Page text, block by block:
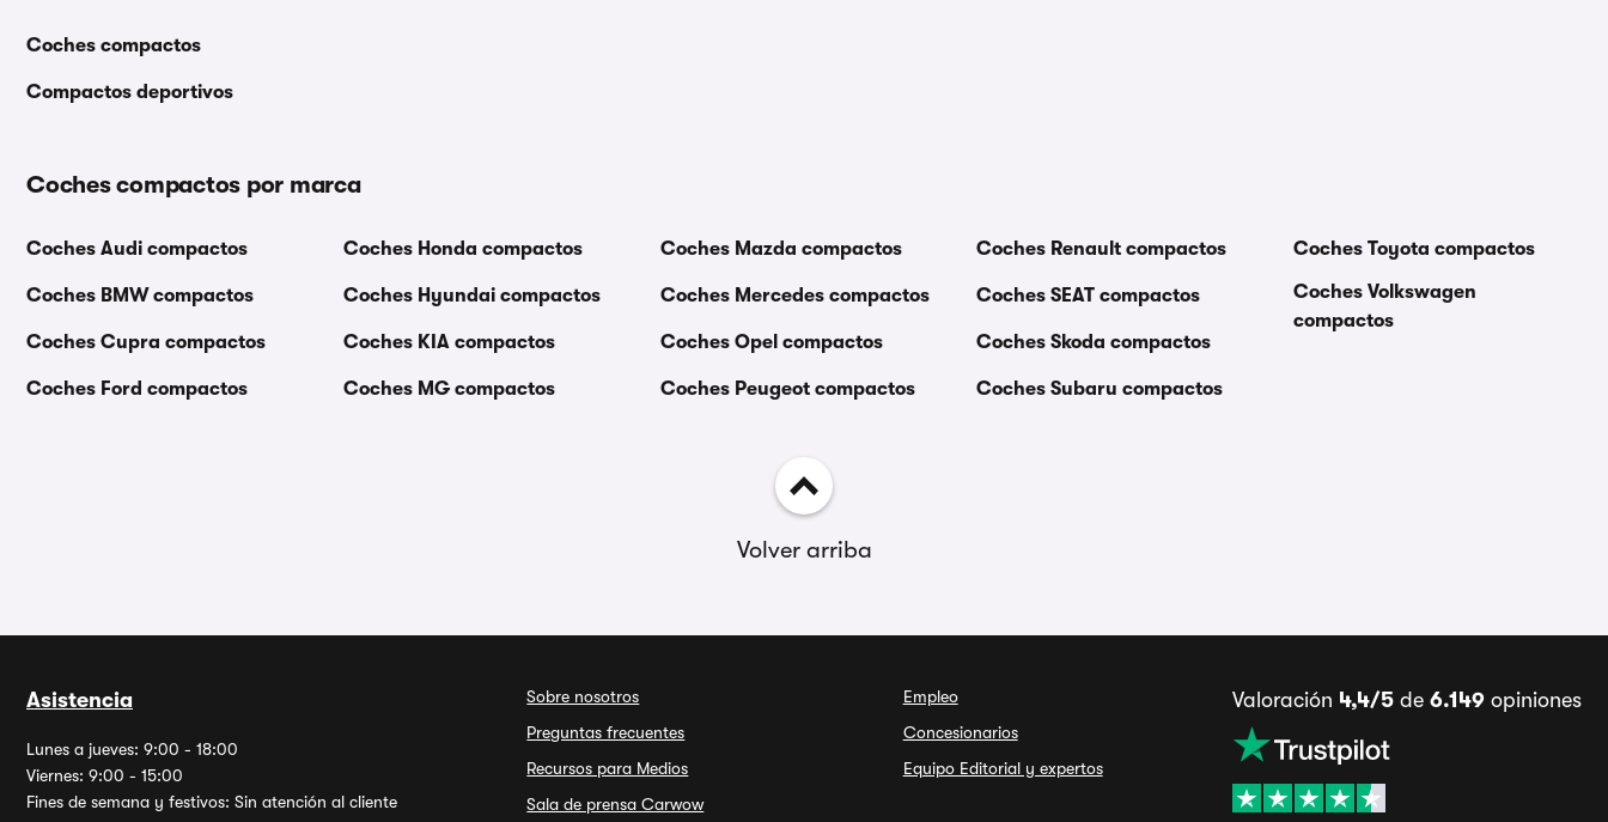
Coches compactos
Compactos deportivos
Coches compactos por marca
Coches Audi compactos
Coches BMW compactos
Coches Cupra compactos
Coches Ford compactos
Coches Honda compactos
Coches Hyundai compactos
Coches KIA compactos
Coches MG compactos
Coches Mazda compactos
Coches Mercedes compactos
Coches Opel compactos
Coches Peugeot compactos
Coches Renault compactos
Coches SEAT compactos
Coches Skoda compactos
Coches Subaru compactos
Coches Toyota compactos
Coches Volkswagen
compactos
Volver arriba
Asistencia
Lunes a jueves: 9:00 - 18:00
Viernes: 9:00 - 15:00
Fines de semana y festivos: Sin atención al cliente
Sobre nosotros
Preguntas frecuentes
Recursos para Medios
Sala de prensa Carwow
Empleo
Concesionarios
Equipo Editorial y expertos
Valoración 4,4/5de 6.149opiniones